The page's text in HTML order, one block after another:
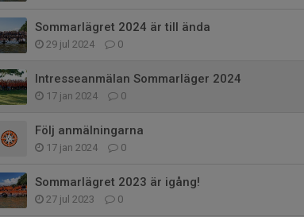
Sommarlägret 2024 är till ända
29 jul 2024 0
Intresseanmälan Sommarläger 2024
17 jan 2024 0
Följ anmälningarna
17 jan 2024 0
Sommarlägret 2023 är igång!
27 jul 2023 0